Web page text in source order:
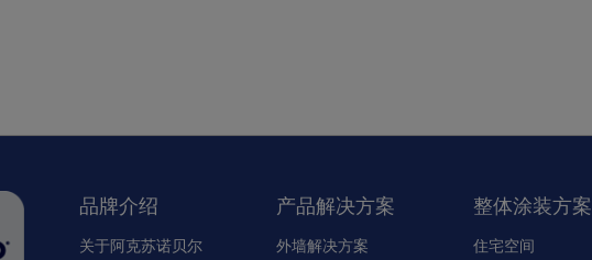
品牌介绍
关于阿克苏诺贝尔
产品解决方案
外墙解决方案
整体涂装方案
住宅空间